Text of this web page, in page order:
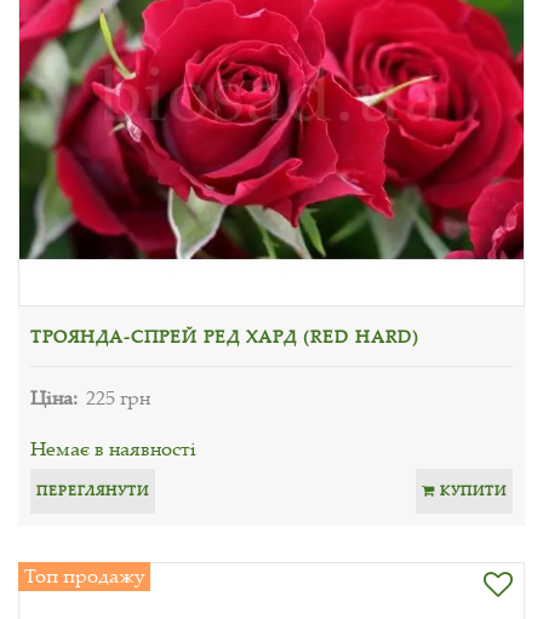
ТРОЯНДА-СПРЕЙ РЕД ХАРД (RED HARD)
Ціна: 225 грн
Немає в наявності
ПЕРЕГЛЯНУТИ КУПИТИ
Топ продажу